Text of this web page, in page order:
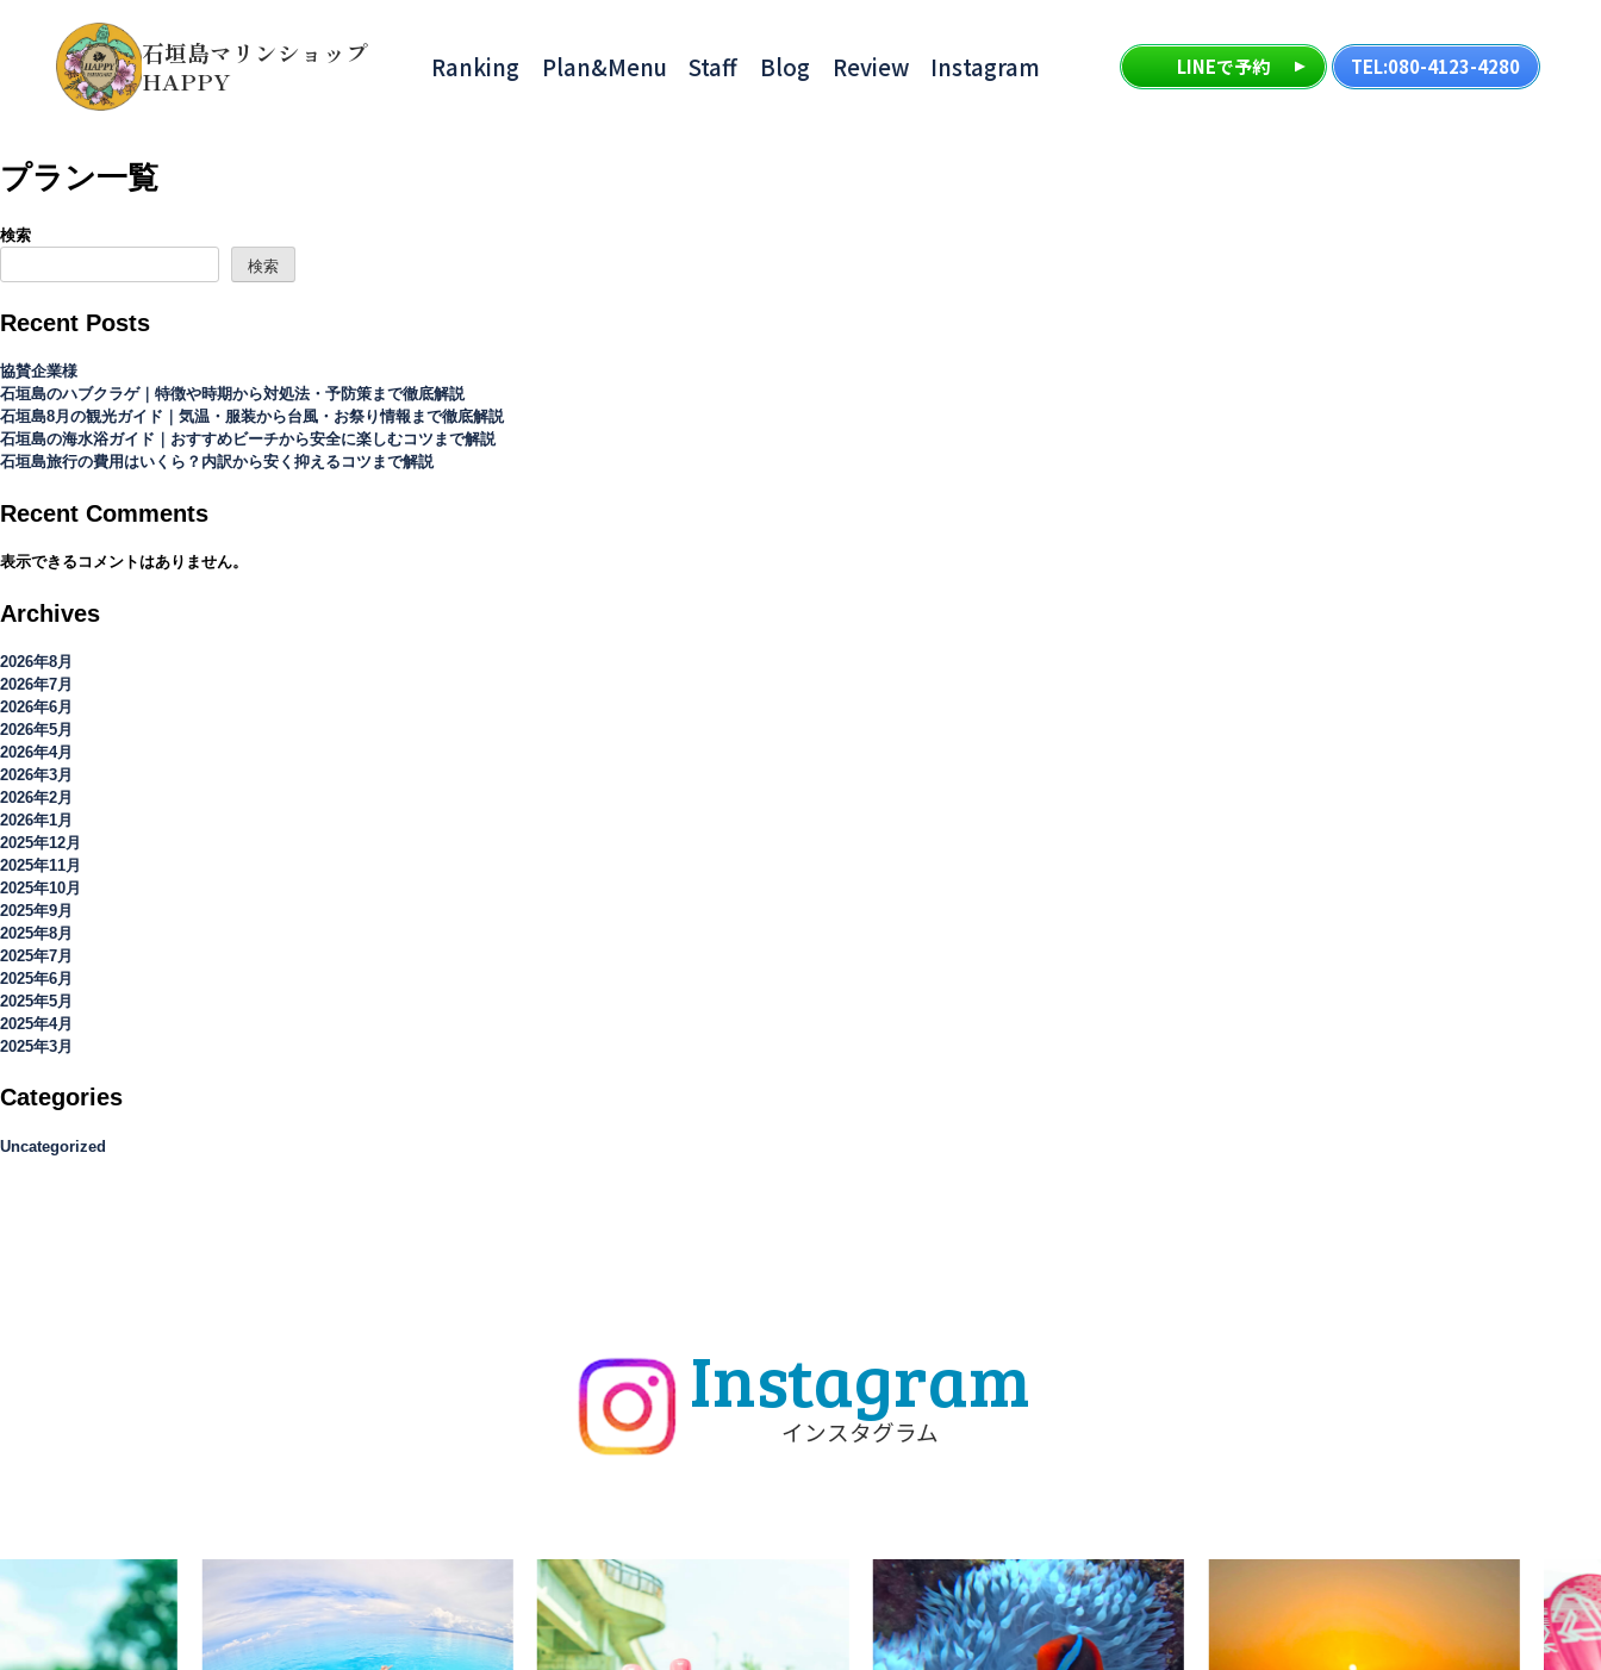
石垣島マリンショップ
HAPPY
Ranking Plan&Menu Staff Blog Review Instagram LINEで予約 TEL:080-4123-4280
プラン一覧
検索
検索
Recent Posts
協賛企業様
石垣島のハブクラゲ｜特徴や時期から対処法・予防策まで徹底解説
石垣島8月の観光ガイド｜気温・服装から台風・お祭り情報まで徹底解説
石垣島の海水浴ガイド｜おすすめビーチから安全に楽しむコツまで解説
石垣島旅行の費用はいくら？内訳から安く抑えるコツまで解説
Recent Comments
表示できるコメントはありません。
Archives
2026年8月
2026年7月
2026年6月
2026年5月
2026年4月
2026年3月
2026年2月
2026年1月
2025年12月
2025年11月
2025年10月
2025年9月
2025年8月
2025年7月
2025年6月
2025年5月
2025年4月
2025年3月
Categories
Uncategorized
Instagram
インスタグラム